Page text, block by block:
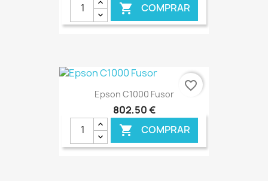
 COMPRAR
€ ONLINE
Epson C1000 Fusor
802,50 €
 COMPRAR
favorite_border